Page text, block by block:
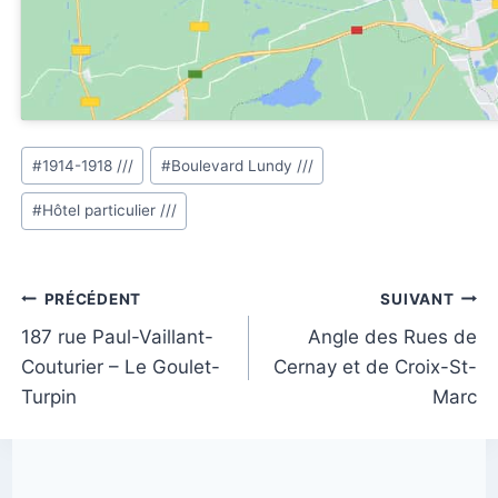
Étiquettes
de
la
#1914-1918 /// #Boulevard Lundy ///
#Hôtel particulier ///
Navigation
de
l’article
PRÉCÉDENT
187 rue Paul-Vaillant-
Couturier – Le Goulet-
Turpin
SUIVANT
Angle des Rues de
Cernay et de Croix-St-
Marc